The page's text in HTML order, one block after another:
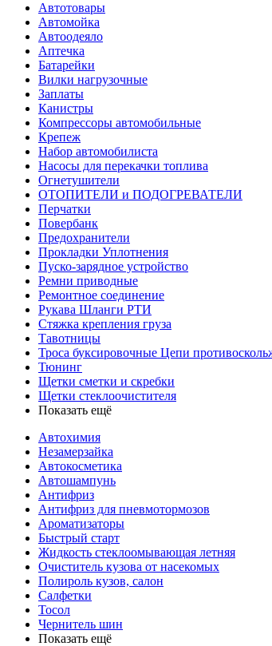
Автотовары
Автомойка
Автоодеяло
Аптечка
Батарейки
Вилки нагрузочные
Заплаты
Канистры
Компрессоры автомобильные
Крепеж
Набор автомобилиста
Насосы для перекачки топлива
Огнетушители
ОТОПИТЕЛИ и ПОДОГРЕВАТЕЛИ
Перчатки
Повербанк
Предохранители
Прокладки Уплотнения
Пуско-зарядное устройство
Ремни приводные
Ремонтное соединение
Рукава Шланги РТИ
Стяжка крепления груза
Тавотницы
Троса буксировочные Цепи
Тюнинг
Щетки сметки и скребки
Щетки стеклоочистителя
Показать ещё
Автохимия
Незамерзайка
Автокосметика
Автошампунь
Антифриз
Антифриз для пневмотормозов
Ароматизаторы
Быстрый старт
Жидкость стеклоомывающая летняя
Очиститель кузова от насекомых
Полироль кузов, салон
Салфетки
Тосол
Чернитель шин
Показать ещё